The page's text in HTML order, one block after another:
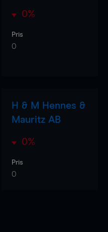
0%
Pris
0
H & M Hennes &
Mauritz AB
0%
Pris
0